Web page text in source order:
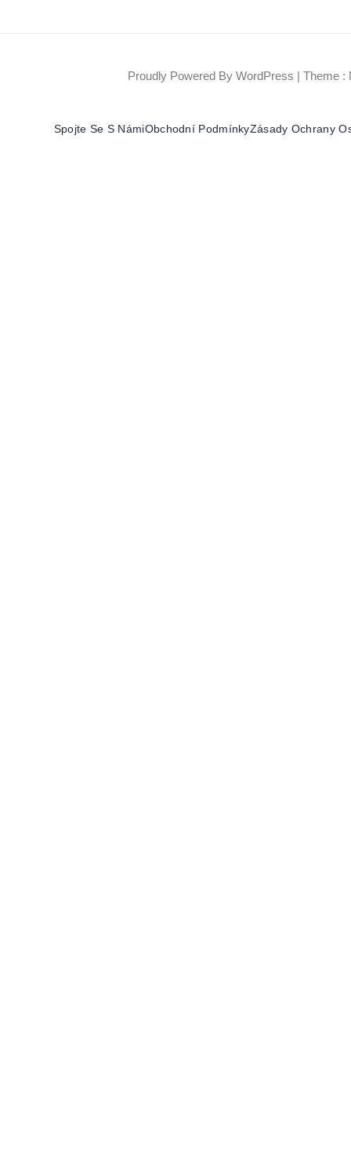
Proudly Powered By WordPress | Theme :
Spojte Se S NámiObchodní PodmínkyZásady Ochrany